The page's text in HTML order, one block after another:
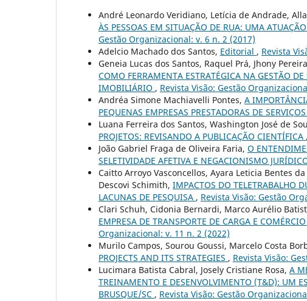
André Leonardo Veridiano, Letícia de Andrade,
ÀS PESSOAS EM SITUAÇÃO DE RUA: UMA
Gestão Organizacional: v. 6 n. 2 (2017)
Adelcio Machado dos Santos, Editorial , Revista
Geneia Lucas dos Santos, Raquel Prá, Jhony
COMO FERRAMENTA ESTRATÉGICA NA GESTÃO
IMOBILIÁRIO , Revista Visão: Gestão
Andréa Simone Machiavelli Pontes, A
PEQUENAS EMPRESAS PRESTADORAS DE SERVIÇOS
Luana Ferreira dos Santos, Washington José de
PROJETOS: REVISANDO A PUBLICAÇÃO CIENTÍFICA ,
João Gabriel Fraga de Oliveira Faria, O
SELETIVIDADE AFETIVA E NEGACIONISMO
Caitto Arroyo Vasconcellos, Ayara Leticia Bentes
Descovi Schimith, IMPACTOS DO TELETRABALHO
LACUNAS DE PESQUISA , Revista Visão: Gestão
Clari Schuh, Cidonia Bernardi, Marco Aurélio
EMPRESA DE TRANSPORTE DE CARGA E
Organizacional: v. 11 n. 2 (2022)
Murilo Campos, Sourou Goussi, Marcelo Costa
PROJECTS AND ITS STRATEGIES , Revista Visão:
Lucimara Batista Cabral, Josely Cristiane Rosa, A
TREINAMENTO E DESENVOLVIMENTO (T&D): UM
BRUSQUE/SC , Revista Visão: Gestão